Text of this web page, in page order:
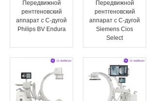
Эндоваскулярные технологии
Передвижной
рентгеновский
аппарат с C-дугой
Philips BV Endura
Передвижной
рентгеновский
аппарат с C-дугой
Siemens Cios
Select